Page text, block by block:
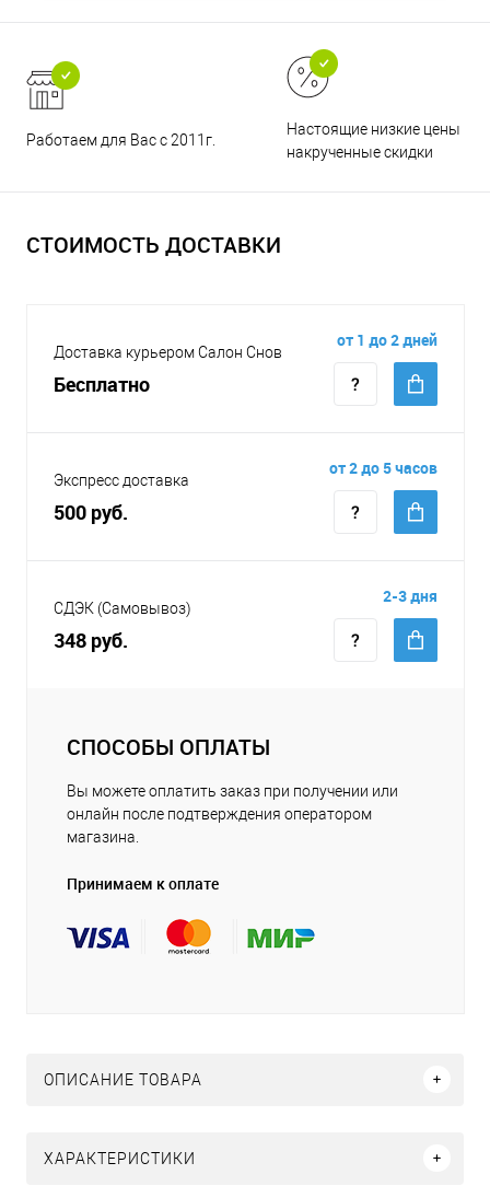
Работаем для Вас с 2011г.
Настоящие низкие цены и
накрученные скидки
СТОИМОСТЬ ДОСТАВКИ
Доставка курьером Салон Снов
Бесплатно
от 1 до 2 дней
Экспресс доставка
500 руб.
от 2 до 5 часов
СДЭК (Самовывоз)
348 руб.
2-3 дня
СПОСОБЫ ОПЛАТЫ
Вы можете оплатить заказ при получении или
онлайн после подтверждения оператором
магазина.
Принимаем к оплате
ОПИСАНИЕ ТОВАРА
ХАРАКТЕРИСТИКИ